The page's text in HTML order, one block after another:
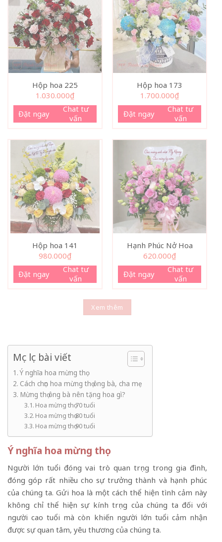
Hộp hoa 225
1.030.000₫
Đặt ngay
Chat tư
vấn
Hộp hoa 173
1.700.000₫
Đặt ngay
Chat tư
vấn
Hộp hoa 141
980.000₫
Đặt ngay
Chat tư
vấn
Hạnh Phúc Nở Hoa
620.000₫
Đặt ngay
Chat tư
vấn
Xem thêm
Mục lục bài viết
Ý nghĩa hoa mừng thọ
Cách chọn hoa mừng thọ ông bà, cha mẹ
Mừng thọ ông bà nên tặng hoa gì?
Hoa mừng thọ 70 tuổi
Hoa mừng thọ 80 tuổi
Hoa mừng thọ 90 tuổi
Ý nghĩa hoa mừng thọ
Người lớn tuổi đóng vai trò quan trọng trong gia đình,
đóng góp rất nhiều cho sự trưởng thành và hạnh phúc
của chúng ta. Gửi hoa là một cách thể hiện tình cảm này
không chỉ thể hiện sự kính trọng của chúng ta đối với
người cao tuổi mà còn khiến người lớn tuổi cảm nhận
được sự quan tâm, yêu thương của chúng ta.